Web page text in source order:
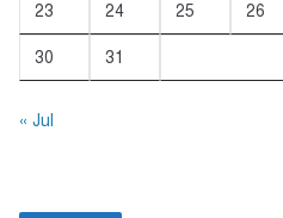
23 24 25 26
30 31
« Jul